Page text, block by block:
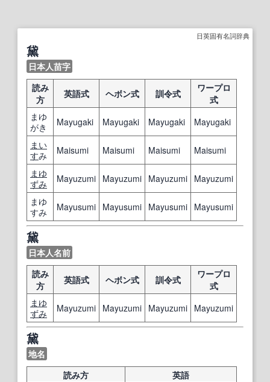
日英固有名詞辞典
黛
日本人苗字
読み
方
英語式 ヘボン式 訓令式
ワープロ
式
まゆ
がき
Mayugaki Mayugaki Mayugaki
Mayugaki
まい
すみ Maisumi Maisumi Maisumi
Maisumi
まゆ
ずみ
Mayuzumi Mayuzumi Mayuzumi Mayuzumi
まゆ
すみ
Mayusumi Mayusumi Mayusumi Mayusumi
黛
日本人名前
読み
方
英語式 ヘボン式 訓令式
ワープロ
式
まゆ
ずみ
Mayuzumi Mayuzumi Mayuzumi Mayuzumi
黛
地名
読み方
英語